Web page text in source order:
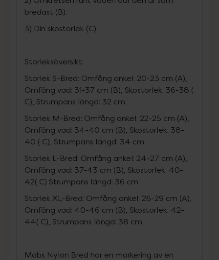
bredast (B).
3) Din skostorlek (C).
Storleksöversikt:
Storlek S-Bred: Omfång ankel: 20-23 cm (A),
Omfång vad: 31-37 cm (B), Skostorlek: 36-38 (
C), Strumpans längd: 32 cm
Storlek M-Bred: Omfång ankel: 22-25 cm (A),
Omfång vad: 34-40 cm (B), Skostorlek: 38-
40 ( C), Strumpans längd: 34 cm
Storlek L-Bred: Omfång ankel: 24-27 cm (A),
Omfång vad: 37-43 cm (B), Skostorlek: 40-
42( C) Strumpans längd: 36 cm
Storlek XL-Bred: Omfång ankel: 26-29 cm (A),
Omfång vad: 40-46 cm (B), Skostorlek: 42-
44( C), Strumpans längd: 38 cm
Mabs Nylon Bred har en markering av en